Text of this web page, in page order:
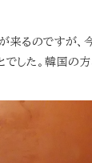
るのですが、
でした。韓国の